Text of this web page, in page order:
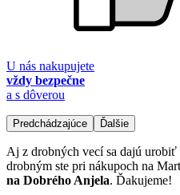
U nás nakupujete
vždy bezpečne
a s dôverou
Predchádzajúce Ďalšie
Aj z drobných vecí sa dajú
drobným ste pri nákupoch na
na Dobrého Anjela. Ďakujeme!